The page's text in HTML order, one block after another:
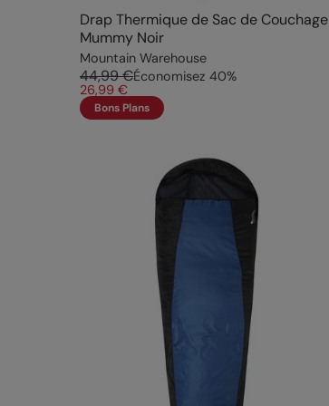
Drap Thermique de Sac de Couchage
Mummy Noir
Mountain Warehouse
44,99 €Économisez 40%
26,99 €
Bons Plans